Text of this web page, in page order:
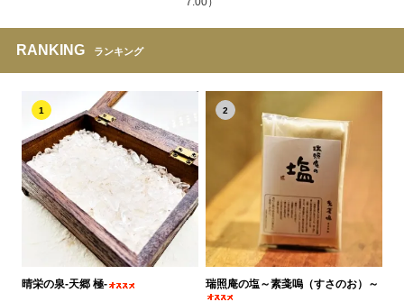
RANKING ランキング
1
晴栄の泉‐天郷 極‐
2
瑞照庵の塩～素戔嗚（すさのお）～